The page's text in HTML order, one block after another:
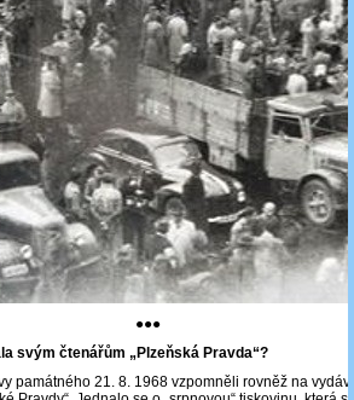
●●●
svým čtenářům „Plzeňská Pravda“?
památného 21. 8. 1968 vzpomněli rovněž na